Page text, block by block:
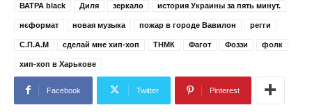
ВАТРА black Диля зеркало история Украины за пять минут.
нєформат новая музыка пожар в городе Вавилон регги
С.П.А.М сделай мне хип-хоп ТНМК Фагот Фоззи фолк
хип-хоп в Харькове
Facebook Twitter Pinterest